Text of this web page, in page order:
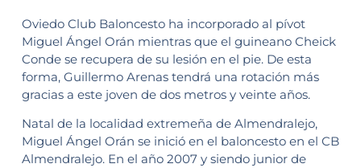
Oviedo Club Baloncesto ha incorporado al pívot
Miguel Ángel Orán mientras que el guineano Cheick
Conde se recupera de su lesión en el pie. De esta
forma, Guillermo Arenas tendrá una rotación más
gracias a este joven de dos metros y veinte años.
Natal de la localidad extremeña de Almendralejo,
Miguel Ángel Orán se inició en el baloncesto en el CB
Almendralejo. En el año 2007 y siendo junior de